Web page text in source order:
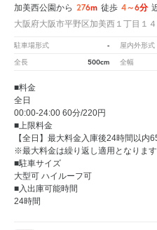
加美西公園から 276m 徒歩 4～6分
大阪府大阪市平野区加美西１丁目１
駐車場形式 - 屋内外形式
全長 500cm 全幅
■料金
全日
00:00-24:00 60分/220円
■上限料金
【全日】最大料金入庫後24時間以内
※最大料金は繰り返し適用となります
■駐車サイズ
大型可 ハイルーフ可
■入出庫可能時間
24時間